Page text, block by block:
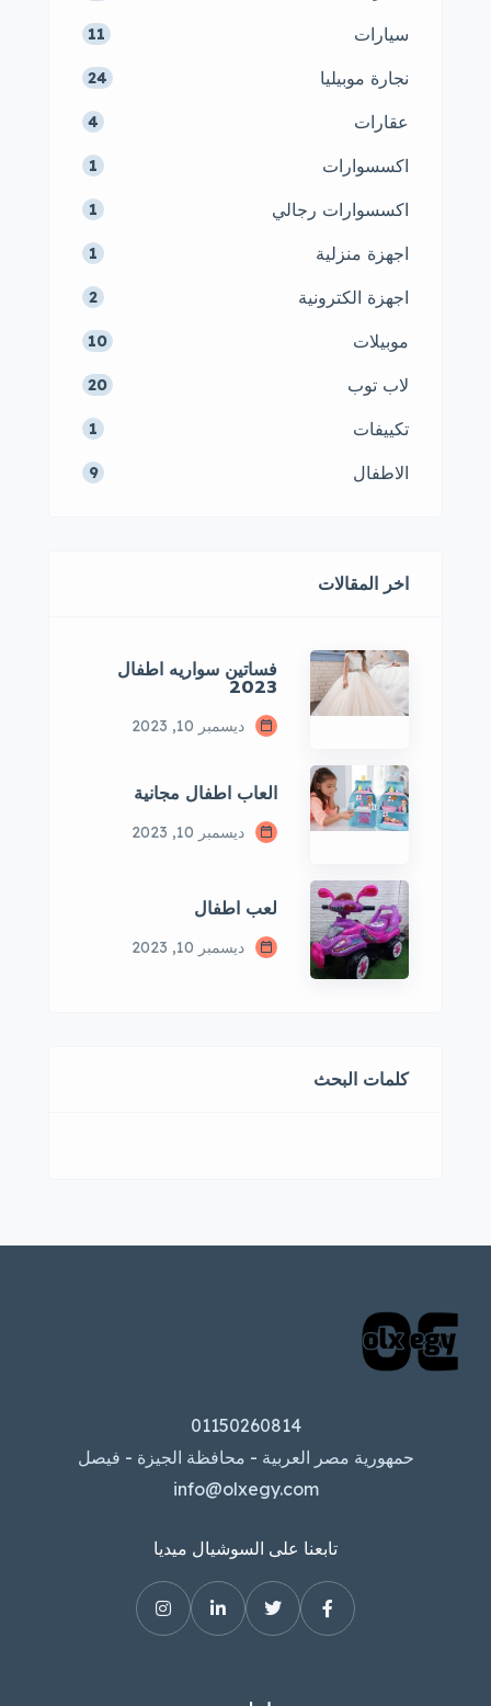
سيارات 11
نجارة موبيليا 24
عقارات 4
اكسسوارات 1
اكسسوارات رجالي 1
اجهزة منزلية 1
اجهزة الكترونية 2
موبيلات 10
لاب توب 20
تكييفات 1
الاطفال 9
اخر المقالات
فساتين سواريه اطفال
2023
ديسمبر 10, 2023
العاب اطفال مجانية
ديسمبر 10, 2023
لعب اطفال
ديسمبر 10, 2023
كلمات البحث
01150260814
حمهورية مصر العربية - محافظة الجيزة - فيصل
info@olxegy.com
تابعنا على السوشيال ميديا